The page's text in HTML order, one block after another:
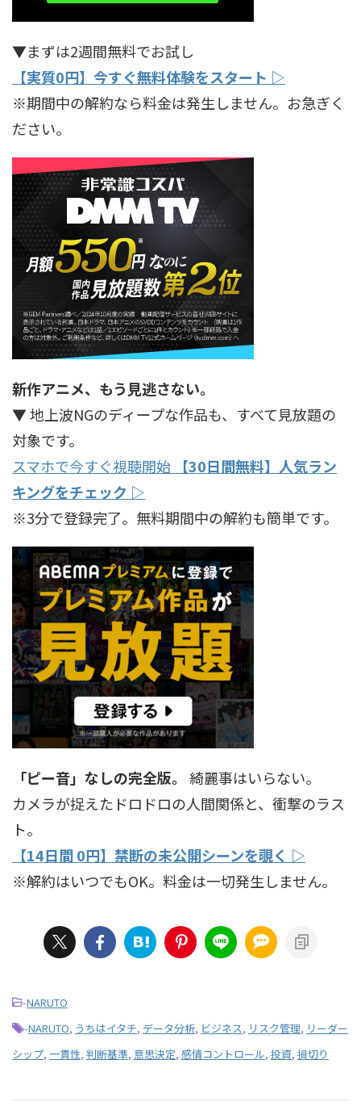
▼まずは2週間無料でお試し
【実質0円】今すぐ無料体験をスタート ▷
※期間中の解約なら料金は発生しません。お急ぎく
ださい。
新作アニメ、もう見逃さない。
▼ 地上波NGのディープな作品も、すべて見放題の
対象です。
スマホで今すぐ視聴開始
【30日間無料】人気ラン
キングをチェック ▷
※3分で登録完了。無料期間中の解約も簡単です。
「ピー音」なしの完全版。
綺麗事はいらない。
カメラが捉えたドロドロの人間関係と、衝撃のラス
ト。
【14日間 0円】禁断の未公開シーンを覗く ▷
※解約はいつでもOK。料金は一切発生しません。
-NARUTO
-NARUTO, うちはイタチ, データ分析, ビジネス, リスク管理, リーダー
シップ, 一貫性, 判断基準, 意思決定, 感情コントロール, 投資, 損切り